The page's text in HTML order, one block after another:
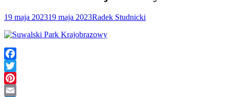
19 maja 202319 maja 2023Radek Studnicki
Facebook
Twitter
Pinterest